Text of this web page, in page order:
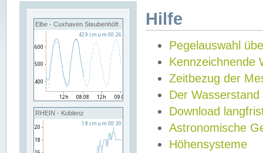
Elbe - Cuxhaven Steubenhöft
RHEIN - Koblenz
Hilfe
Pegelauswahl
Kennzeichnende
Zeitbezug der
Der Wasserstand
Download
Astronomische
Höhensysteme